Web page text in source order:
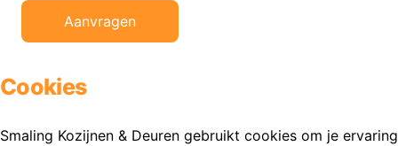
Aanvragen
Cookies
Smaling Kozijnen & Deuren gebruikt cookies om je ervaring